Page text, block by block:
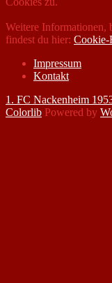
Weitere Informationen,
findest du hier:
Impressum
Kontakt
1. FC Nackenheim
Colorlib Powered by